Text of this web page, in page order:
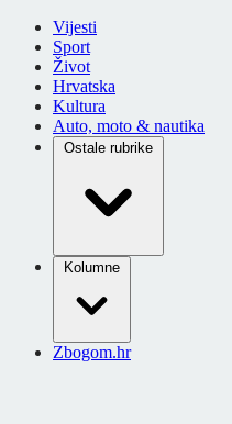
Vijesti
Sport
Život
Hrvatska
Kultura
Auto, moto & nautika
Ostale rubrike
Kolumne
Zbogom.hr